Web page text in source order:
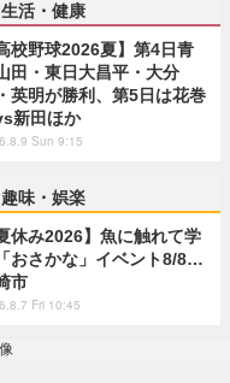
生活・健康
高校野球2026夏】第4日青
田・東日大昌平・大分
英明が勝利、第5日は花巻
新田ほか
Sun 9:15
趣味・娯楽
夏休み2026】魚に触れて学
おさかな」イベント8/8…
市
Fri 10:45